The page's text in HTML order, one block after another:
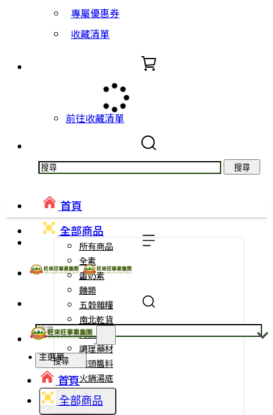
專屬優惠券
收藏清單
前往收藏清單
搜尋
首頁
全部商品
所有商品
全素
蛋奶素
麵類
五穀雜糧
南北乾貨
海藻乾貨
調理藥材
罐頭醬料
火鍋湯底
點心零食
蜂蜜
搜尋
主選單
首頁
全部商品